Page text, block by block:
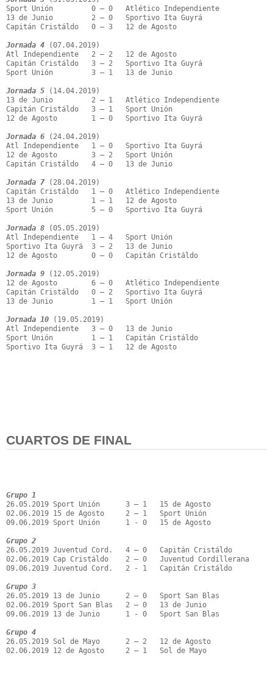
Sport Unión         0 – 0   Atlético Independiente
13 de Junio         2 – 0   Sportivo Ita Guyrá
Capitán Cristáldo   0 – 3   12 de Agosto
Jornada 4 (07.04.2019)
Atl Independiente   2 – 2   12 de Agosto
Capitán Cristáldo   3 – 2   Sportivo Ita Guyrá
Sport Unión         3 – 1   13 de Junio
Jornada 5 (14.04.2019)
13 de Junio         2 – 1   Atlético Independiente
Capitán Cristáldo   3 – 1   Sport Unión
12 de Agosto        1 – 0   Sportivo Ita Guyrá
Jornada 6 (24.04.2019)
Atl Independiente   1 – 0   Sportivo Ita Guyrá
12 de Agosto        3 – 2   Sport Unión
Capitán Cristáldo   4 – 0   13 de Junio
Jornada 7 (28.04.2019)
Capitán Cristáldo   1 – 0   Atlético Independiente
13 de Junio         1 – 1   12 de Agosto
Sport Unión         5 – 0   Sportivo Ita Guyrá
Jornada 8 (05.05.2019)
Atl Independiente   1 – 4   Sport Unión
Sportivo Ita Guyrá  3 – 2   13 de Junio
12 de Agosto        0 – 0   Capitán Cristáldo
Jornada 9 (12.05.2019)
12 de Agosto        6 – 0   Atlético Independiente
Capitán Cristáldo   0 – 2   Sportivo Ita Guyrá
13 de Junio         1 – 1   Sport Unión
Jornada 10 (19.05.2019)
Atl Independiente   3 – 0   13 de Junio
Sport Unión         1 – 1   Capitán Cristáldo
Sportivo Ita Guyrá  3 – 1   12 de Agosto
CUARTOS DE FINAL
Grupo 1
26.05.2019 Sport Unión      3 – 1   15 de Agosto
02.06.2019 15 de Agosto     2 – 1   Sport Unión
09.06.2019 Sport Unión      1 - 0   15 de Agosto
Grupo 2
26.05.2019 Juventud Cord.   4 – 0   Capitán Cristáldo
02.06.2019 Cap Cristáldo    2 – 0   Juventud Cordillerana
09.06.2019 Juventud Cord.   2 - 1   Capitán Cristáldo
Grupo 3
26.05.2019 13 de Junio      2 – 0   Sport San Blas
02.06.2019 Sport San Blas   2 – 0   13 de Junio
09.06.2019 13 de Junio      1 - 0   Sport San Blas
Grupo 4
26.05.2019 Sol de Mayo      2 – 2   12 de Agosto
02.06.2019 12 de Agosto     2 – 1   Sol de Mayo